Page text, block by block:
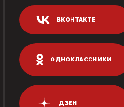
ВКОНТАКТЕ
ОДНОКЛАССНИКИ
ДЗЕН